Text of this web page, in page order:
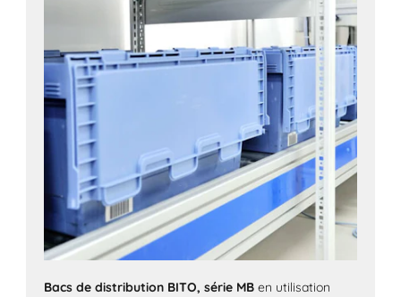
Bacs de distribution BITO, série MB en utilisation